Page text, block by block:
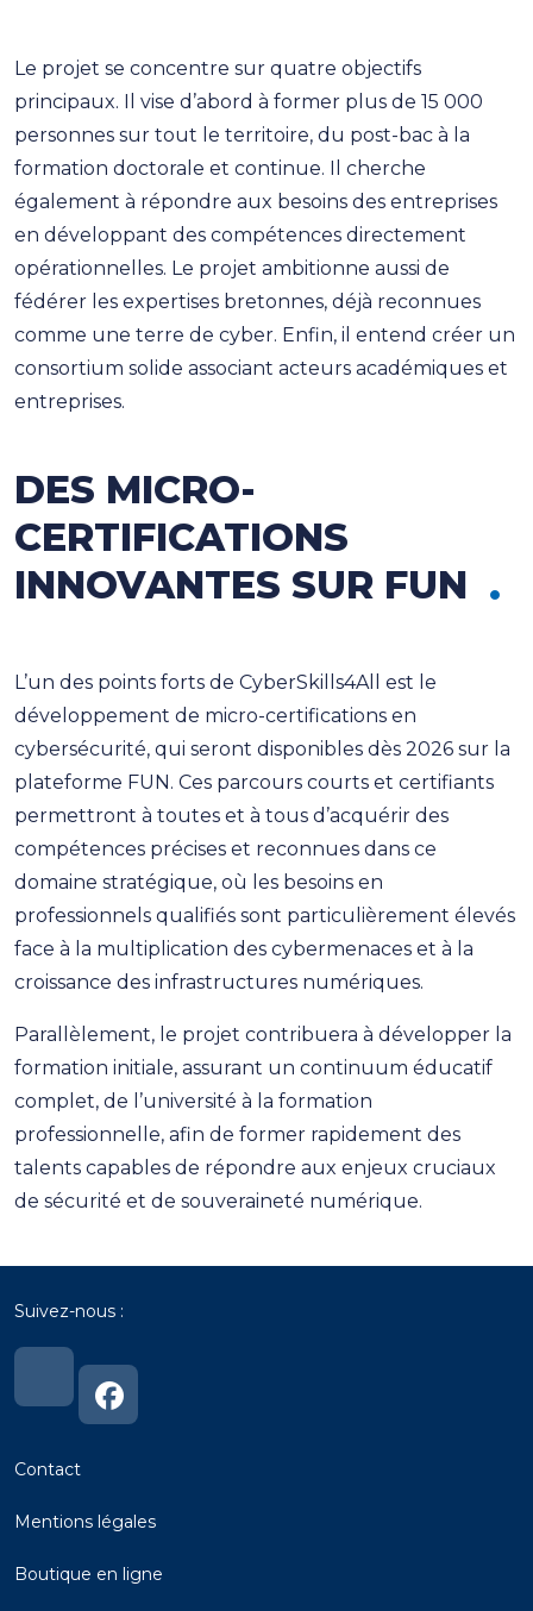
Le projet se concentre sur quatre objectifs
principaux. Il vise d’abord à former plus de 15 000
personnes sur tout le territoire, du post-bac à la
formation doctorale et continue. Il cherche
également à répondre aux besoins des entreprises
en développant des compétences directement
opérationnelles. Le projet ambitionne aussi de
fédérer les expertises bretonnes, déjà reconnues
comme une terre de cyber. Enfin, il entend créer un
consortium solide associant acteurs académiques et
entreprises.
DES MICRO-
CERTIFICATIONS
INNOVANTES SUR FUN
L’un des points forts de CyberSkills4All est le
développement de micro-certifications en
cybersécurité, qui seront disponibles dès 2026 sur la
plateforme FUN. Ces parcours courts et certifiants
permettront à toutes et à tous d’acquérir des
compétences précises et reconnues dans ce
domaine stratégique, où les besoins en
professionnels qualifiés sont particulièrement élevés
face à la multiplication des cybermenaces et à la
croissance des infrastructures numériques.
Parallèlement, le projet contribuera à développer la
formation initiale, assurant un continuum éducatif
complet, de l’université à la formation
professionnelle, afin de former rapidement des
talents capables de répondre aux enjeux cruciaux
de sécurité et de souveraineté numérique.
Suivez-nous :
Lien
notre
Linkedin
vers
notre
Contact
Mentions légales
Boutique en ligne